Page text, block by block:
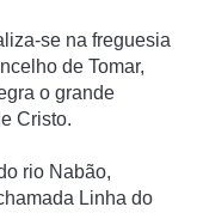
se na freguesia
de Tomar,
o grande
Cristo.
rio Nabão,
Linha do